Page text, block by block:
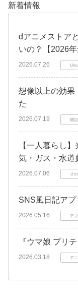
新着情報
dアニメストア
いの？【2026年
2026.07.26
想像以上の効果
た
2026.07.19 雑記
【一人暮らし
気・ガス・水道
2026.07.06 そ
SNS風日記アプ
2026.05.16 ア
『ウマ娘 プリ
2026.03.18 ア